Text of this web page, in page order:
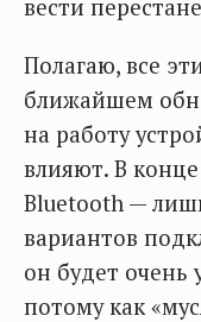
вести
Полагаю, все
ближайшем
на работу
влияют. В
Bluetooth —
вариантов
он будет очень
потому как